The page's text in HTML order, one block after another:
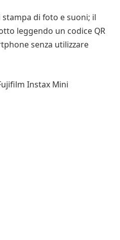
stampa di foto e suoni; il
leggendo un codice QR
senza utilizzare
Instax Mini